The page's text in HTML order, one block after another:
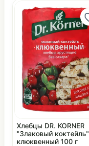
Хлебцы DR. KORNER
"Злаковый коктейль"
клюквенный 100 г